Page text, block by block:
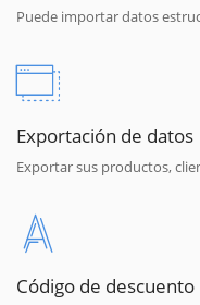
Puede importar datos
Exportación de datos
Exportar sus productos,
Código de descuento